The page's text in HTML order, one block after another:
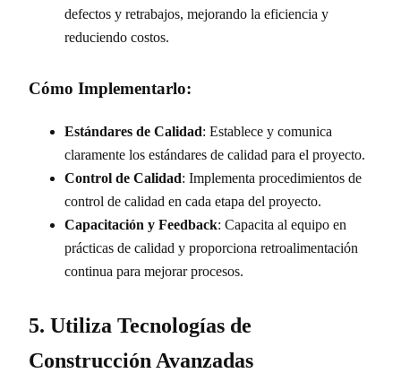
defectos y retrabajos, mejorando la eficiencia y
reduciendo costos.
Cómo Implementarlo:
Estándares de Calidad: Establece y comunica
claramente los estándares de calidad para el proyecto.
Control de Calidad: Implementa procedimientos de
control de calidad en cada etapa del proyecto.
Capacitación y Feedback: Capacita al equipo en
prácticas de calidad y proporciona retroalimentación
continua para mejorar procesos.
5. Utiliza Tecnologías de
Construcción Avanzadas